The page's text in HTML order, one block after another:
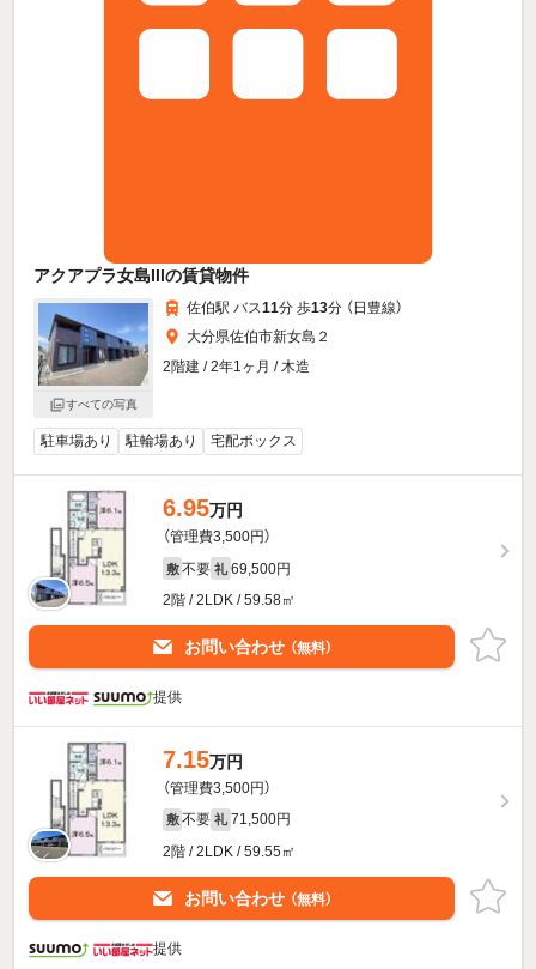
アクアプラ女島IIIの賃貸物件
すべての写真
佐伯駅 バス11分 歩13分 （日豊線）
大分県佐伯市新女島２
2階建 / 2年1ヶ月 / 木造
駐車場あり 駐輪場あり 宅配ボックス
6.95万円
（管理費3,500円）
敷 不要 礼 69,500円
2階 / 2LDK / 59.58㎡
お問い合わせ （無料）
提供
7.15万円
（管理費3,500円）
敷 不要 礼 71,500円
2階 / 2LDK / 59.55㎡
お問い合わせ （無料）
提供